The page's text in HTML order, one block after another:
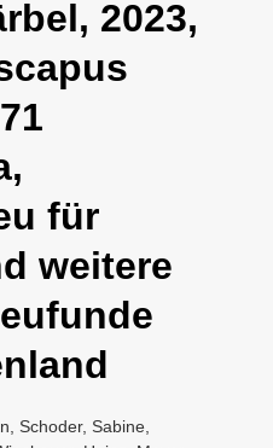
2023,
für
weitere
Schoder, Sabine,